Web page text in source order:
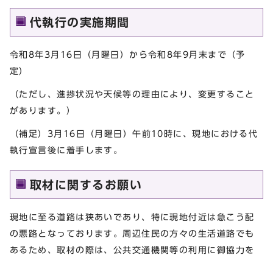
代執行の実施期間
令和8年3月16日（月曜日）から令和8年9月末まで（予
定）
（ただし、進捗状況や天候等の理由により、変更すること
があります。）
（補足）3月16日（月曜日）午前10時に、現地における代
執行宣言後に着手します。
取材に関するお願い
現地に至る道路は狭あいであり、特に現地付近は急こう配
の悪路となっております。周辺住民の方々の生活道路でも
あるため、取材の際は、公共交通機関等の利用に御協力を